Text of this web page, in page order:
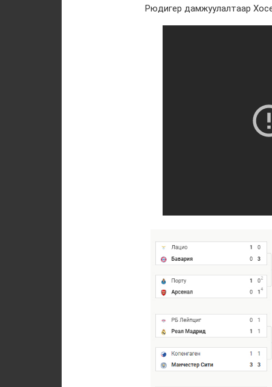
Рюдигер дамжуулалтаар